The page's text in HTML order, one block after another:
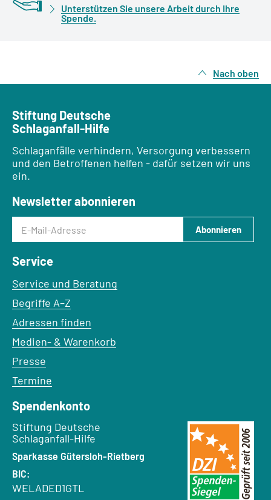
Unterstützen Sie unsere Arbeit durch Ihre
Spende.
Nach oben
Stiftung Deutsche
Schlaganfall-Hilfe
Schlaganfälle verhindern, Versorgung verbessern
und den Betroffenen helfen - dafür setzen wir uns
ein.
Newsletter abonnieren
Abonnieren
Service
Service und Beratung
Begriffe A–Z
Adressen finden
Medien- & Warenkorb
Presse
Termine
Spendenkonto
Empfänger:
Stiftung Deutsche
Schlaganfall-Hilfe
Bank:
Sparkasse Gütersloh-Rietberg
BIC:
WELADED1GTL